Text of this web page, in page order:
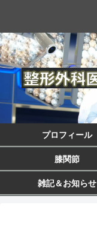
プロフィール
膝関節
雑記＆お知らせ